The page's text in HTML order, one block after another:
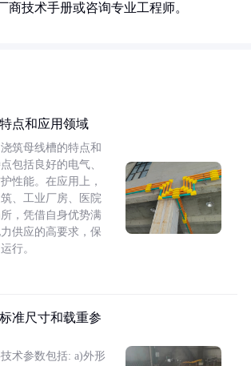
商技术手册或咨询专业工程师。
点和应用领域
筑母线槽的特点和
包括良好的电气、
性能。在应用上，
、工业厂房、医院
，凭借自身优势满
供应的高要求，保
行。
准尺寸和载重参
术参数包括: a)外形